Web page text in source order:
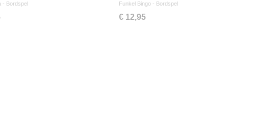
- Bordspel Funkel Bingo - Bordspel
€ 12,95